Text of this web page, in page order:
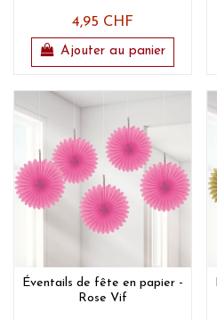
4,95 CHF
Ajouter au panier
Éventails de fête en papier -
Rose Vif